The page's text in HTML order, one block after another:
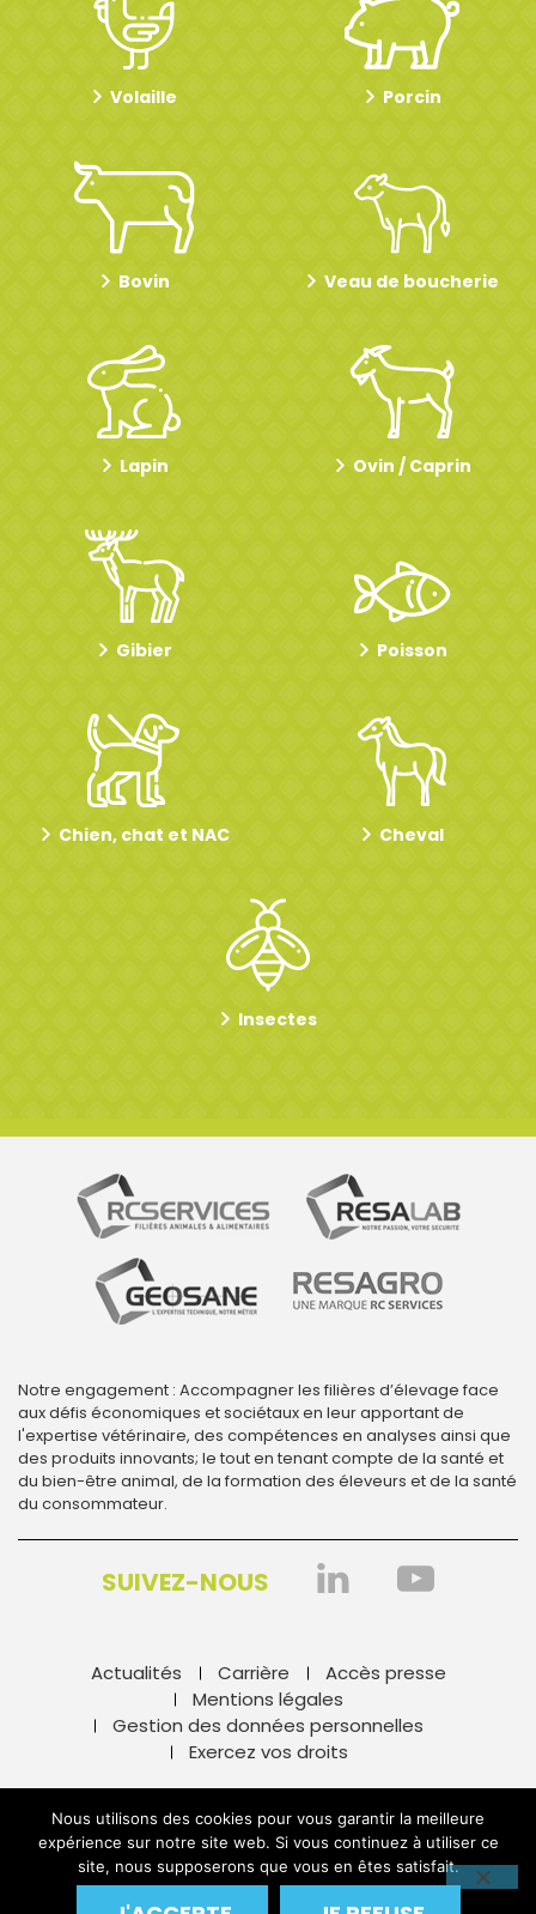
Volaille Porcin
Bovin Veau de boucherie
Lapin Ovin / Caprin
Gibier Poisson
Chien, chat et NAC Cheval
Insectes
Notre engagement : Accompagner les filières d’élevage face
aux défis économiques et sociétaux en leur apportant de
l'expertise vétérinaire, des compétences en analyses ainsi que
des produits innovants; le tout en tenant compte de la santé et
du bien-être animal, de la formation des éleveurs et de la santé
du consommateur.
SUIVEZ-NOUS
Actualités Carrière
Accès presse
Mentions légales
Gestion des données personnelles
Exercez vos droits
Nous utilisons des cookies pour vous garantir la meilleure
expérience sur notre site web. Si vous continuez à utiliser ce
site, nous supposerons que vous en êtes satisfait.